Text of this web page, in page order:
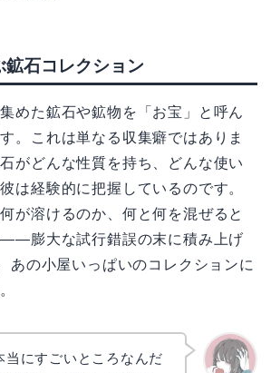
鉱石コレクション
めた鉱石や鉱物を「お宝」と呼ん
。これは単なる収集癖ではありま
がどんな性質を持ち、どんな使い
は経験的に把握しているのです。
が溶けるのか、何と何を混ぜると
膨大な試行錯誤の末に積み上げ
あの小屋いっぱいのコレクションに
当にすごいところなんだ